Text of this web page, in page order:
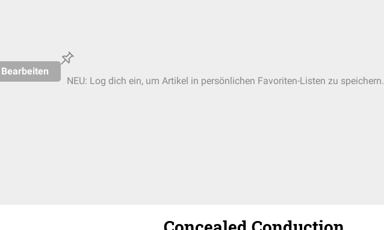
Bearbeiten
NEU: Log dich ein, um Artikel in persönlichen Favoriten-Listen zu speichern.